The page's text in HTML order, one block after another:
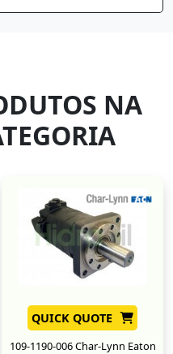
NA
QUICK QUOTE
109-1190-006 Char-Lynn Eaton